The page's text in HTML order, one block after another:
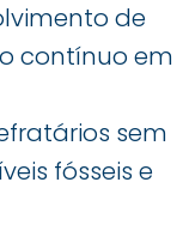
de
contínuo em
sem
fósseis e